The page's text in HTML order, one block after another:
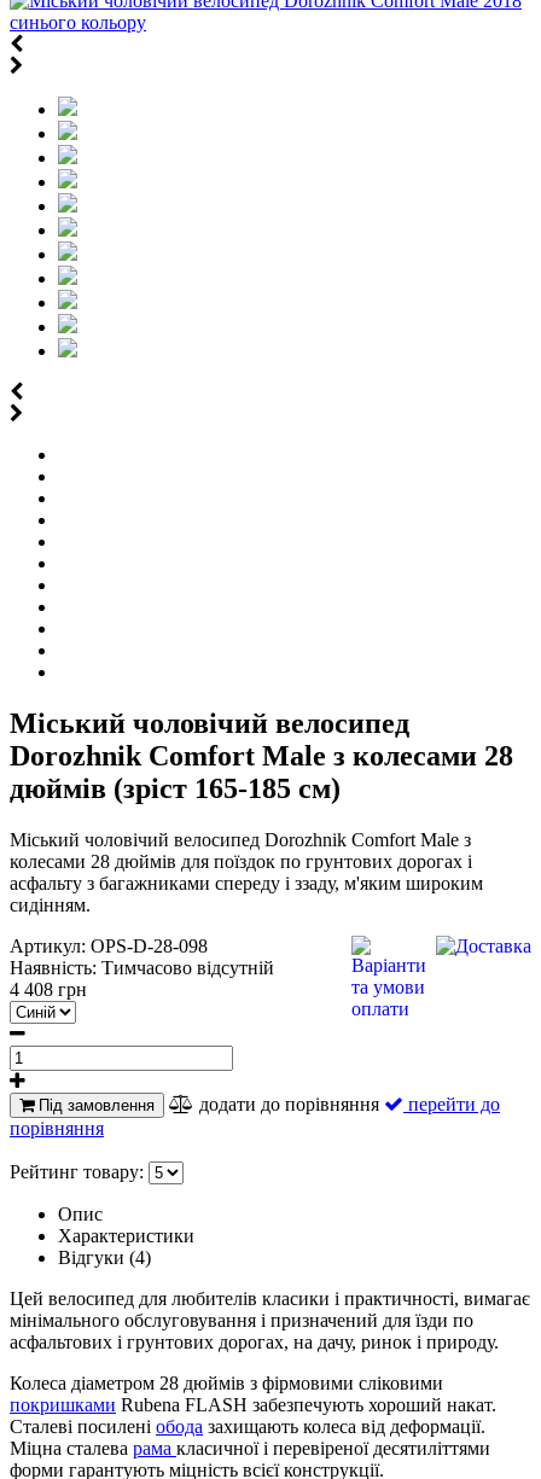
Міський чоловічий велосипед
Dorozhnik Comfort Male з колесами 28
дюймів (зріст 165-185 см)
Міський чоловічий велосипед Dorozhnik Comfort Male з
колесами 28 дюймів для поїздок по грунтових дорогах і
асфальту з багажниками спереду і ззаду, м'яким широким
сидінням.
Артикул: OPS-D-28-098
Наявність: Тимчасово відсутній
4 408 грн
Під замовлення додати до порівняння
перейти до
порівняння
Рейтинг товару:
Опис
Характеристики
Відгуки (4)
Цей велосипед для любителів класики і практичності, вимагає
мінімального обслуговування і призначений для їзди по
асфальтових і грунтових дорогах, на дачу, ринок і природу.
Колеса діаметром 28 дюймів з фірмовими сліковими
покришками Rubena FLASH забезпечують хороший накат.
Сталеві посилені обода захищають колеса від деформації.
Міцна сталева рама класичної і перевіреної десятиліттями
форми гарантують міцність всієї конструкції.